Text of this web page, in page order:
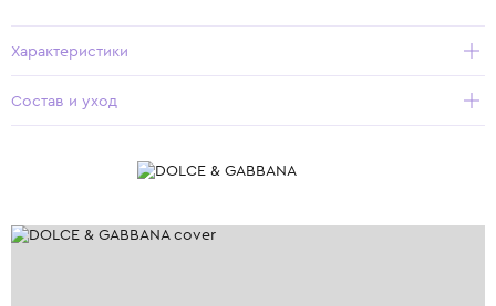
Характеристики
Состав и уход